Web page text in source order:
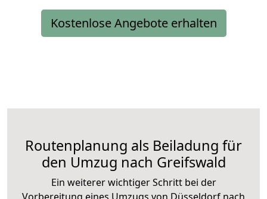
Kostenlose Angebote erhalten
Routenplanung als Beiladung für
den Umzug nach Greifswald
Ein weiterer wichtiger Schritt bei der